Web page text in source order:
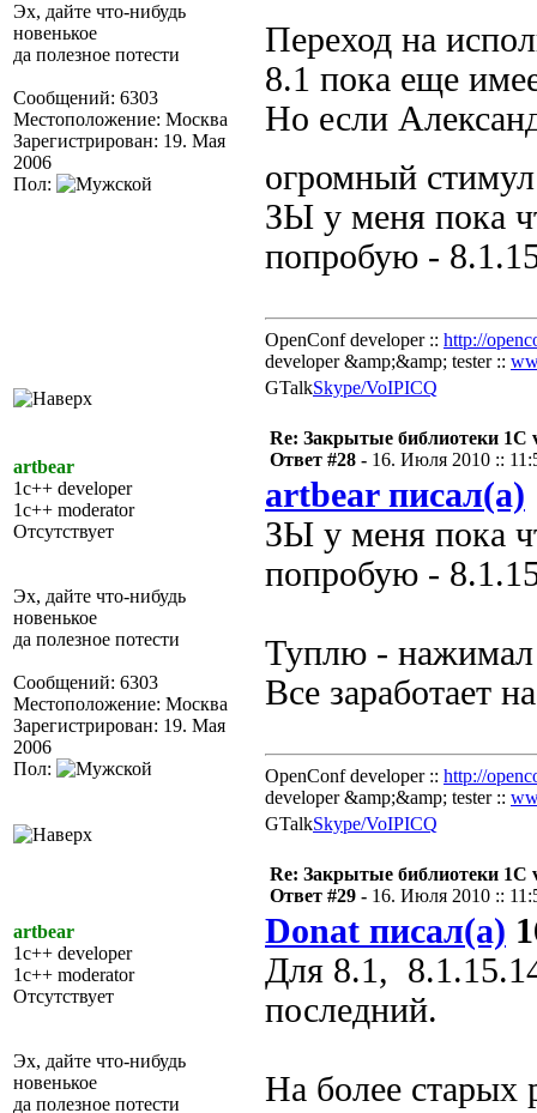
Эх, дайте что-нибудь
новенькое
да полезное потести
Сообщений: 6303
Местоположение: Москва
Зарегистрирован: 19. Мая
2006
Пол:
Переход на
8.1 пока еще
Но если
огромный
ЗЫ у меня пока
попробую -
OpenConf developer :: http://
developer &amp;&amp; tester ::
GTalkSkype/VoIPICQ
artbear
1c++ developer
1c++ moderator
Отсутствует
Эх, дайте что-нибудь
новенькое
да полезное потести
Сообщений: 6303
Местоположение: Москва
Зарегистрирован: 19. Мая
2006
Пол:
Re: Закрытые библиотеки 1С
Ответ #28 - 16. Июля 2010 ::
artbear писал(а)
ЗЫ у меня пока
попробую -
Туплю -
Все заработает
OpenConf developer :: http://
developer &amp;&amp; tester ::
GTalkSkype/VoIPICQ
artbear
1c++ developer
1c++ moderator
Отсутствует
Эх, дайте что-нибудь
новенькое
да полезное потести
Re: Закрытые библиотеки 1С
Ответ #29 - 16. Июля 2010 ::
Donat писал(а)
Для 8.1,
последний.
На более старых